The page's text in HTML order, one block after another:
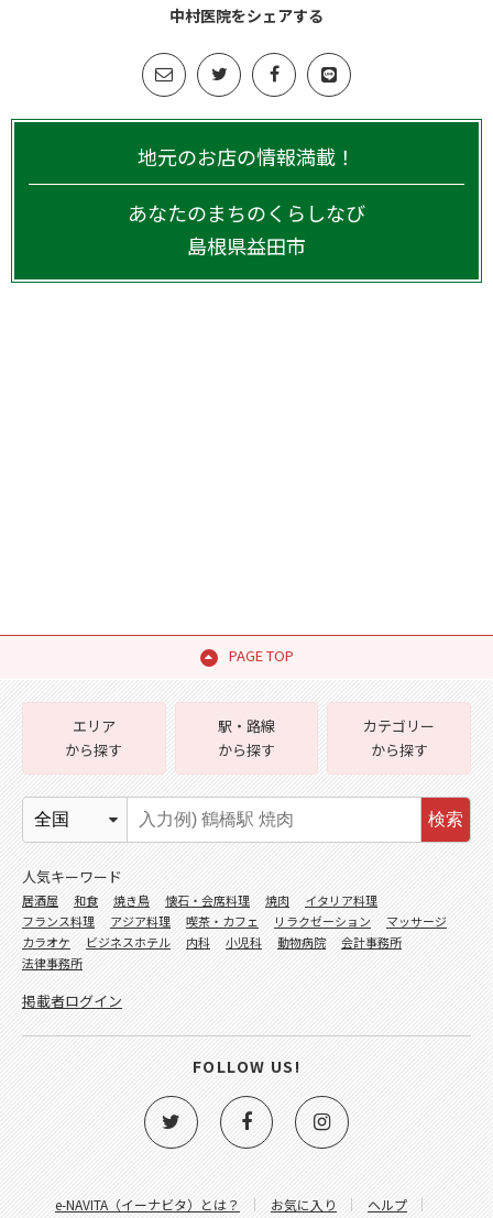
中村医院をシェアする
地元のお店の情報満載！
あなたのまちのくらしなび
島根県益田市
PAGE TOP
e-NAVITA（イーナビタ）とは？ お気に入り ヘルプ
エリア
から探す
駅・路線
から探す
カテゴリー
から探す
検索
人気キーワード
居酒屋 和食 焼き鳥 懐石・会席料理 焼肉
イタリア料理
フランス料理
アジア料理 喫茶・カフェ リラクゼーション
マッサージ
カラオケ
ビジネスホテル 内科 小児科 動物病院
会計事務所
法律事務所
掲載者ログイン
FOLLOW US!